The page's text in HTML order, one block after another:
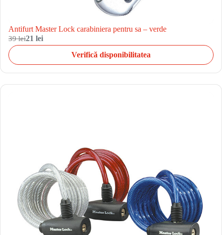
Antifurt Master Lock carabiniera pentru sa – verde
39 lei21 lei
Verifică disponibilitatea